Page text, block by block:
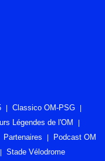
Classico OM-PSG
Légendes de l'OM
Partenaires
Podcast OM
Stade Vélodrome